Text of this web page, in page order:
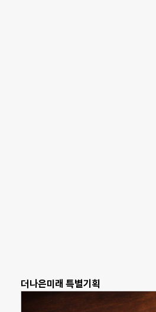
더나은미래 특별기획